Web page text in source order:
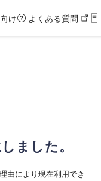
け よくある質問
ました。
由により現在利用でき